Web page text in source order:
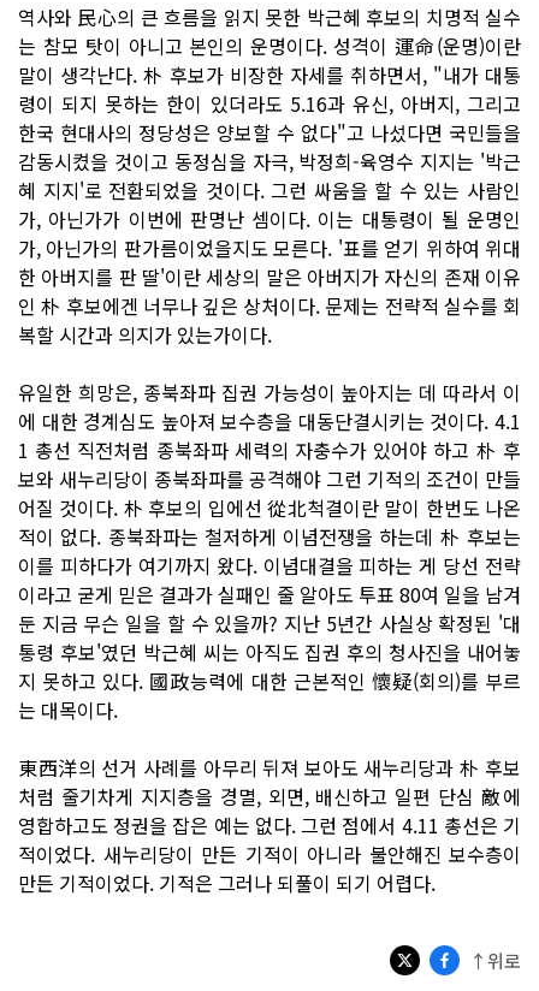
역사와 民心의 큰 흐름을 읽지 못한 박근혜 후보의 치명적 실수
는 참모 탓이 아니고 본인의 운명이다. 성격이 運命(운명)이란
말이 생각난다. 朴 후보가 비장한 자세를 취하면서, "내가 대통
령이 되지 못하는 한이 있더라도 5.16과 유신, 아버지, 그리고
한국 현대사의 정당성은 양보할 수 없다"고 나섰다면 국민들을
감동시켰을 것이고 동정심을 자극, 박정희-육영수 지지는 '박근
혜 지지'로 전환되었을 것이다. 그런 싸움을 할 수 있는 사람인
가, 아닌가가 이번에 판명난 셈이다. 이는 대통령이 될 운명인
가, 아닌가의 판가름이었을지도 모른다. '표를 얻기 위하여 위대
한 아버지를 판 딸'이란 세상의 말은 아버지가 자신의 존재 이유
인 朴 후보에겐 너무나 깊은 상처이다. 문제는 전략적 실수를 회
복할 시간과 의지가 있는가이다.
유일한 희망은, 종북좌파 집권 가능성이 높아지는 데 따라서 이
에 대한 경계심도 높아져 보수층을 대동단결시키는 것이다. 4.1
1 총선 직전처럼 종북좌파 세력의 자충수가 있어야 하고 朴 후
보와 새누리당이 종북좌파를 공격해야 그런 기적의 조건이 만들
어질 것이다. 朴 후보의 입에선 從北척결이란 말이 한번도 나온
적이 없다. 종북좌파는 철저하게 이념전쟁을 하는데 朴 후보는
이를 피하다가 여기까지 왔다. 이념대결을 피하는 게 당선 전략
이라고 굳게 믿은 결과가 실패인 줄 알아도 투표 80여 일을 남겨
둔 지금 무슨 일을 할 수 있을까? 지난 5년간 사실상 확정된 '대
통령 후보'였던 박근혜 씨는 아직도 집권 후의 청사진을 내어놓
지 못하고 있다. 國政능력에 대한 근본적인 懷疑(회의)를 부르
는 대목이다.
東西洋의 선거 사례를 아무리 뒤져 보아도 새누리당과 朴 후보
처럼 줄기차게 지지층을 경멸, 외면, 배신하고 일편 단심 敵에
영합하고도 정권을 잡은 예는 없다. 그런 점에서 4.11 총선은 기
적이었다. 새누리당이 만든 기적이 아니라 불안해진 보수층이
만든 기적이었다. 기적은 그러나 되풀이 되기 어렵다.
↑위로